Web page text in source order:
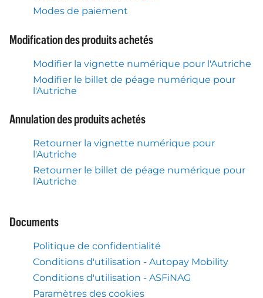
Modes de paiement
Modification des produits achetés
Modifier la vignette numérique pour l'Autriche
Modifier le billet de péage numérique pour
l'Autriche
Annulation des produits achetés
Retourner la vignette numérique pour
l'Autriche
Retourner le billet de péage numérique pour
l'Autriche
Documents
Politique de confidentialité
Conditions d'utilisation - Autopay Mobility
Conditions d'utilisation - ASFiNAG
Paramètres des cookies